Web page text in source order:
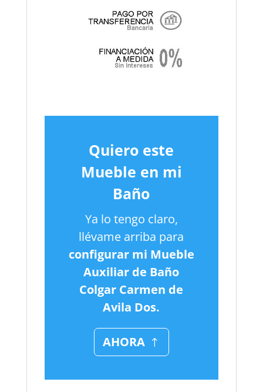
Quiero este
Mueble en mi
Baño
Ya lo tengo claro,
llévame arriba para
configurar mi Mueble
Auxiliar de Baño
Colgar Carmen de
Avila Dos.
AHORA